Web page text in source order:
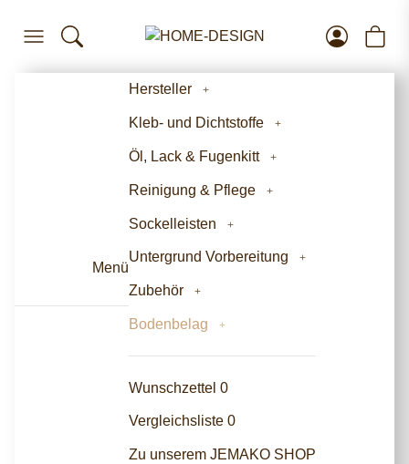
Menü
Hersteller
Kleb- und Dichtstoffe
Öl, Lack & Fugenkitt
Reinigung & Pflege
Sockelleisten
Untergrund Vorbereitung
Zubehör
Bodenbelag
Wunschzettel 0
Vergleichsliste 0
Zu unserem JEMAKO SHOP